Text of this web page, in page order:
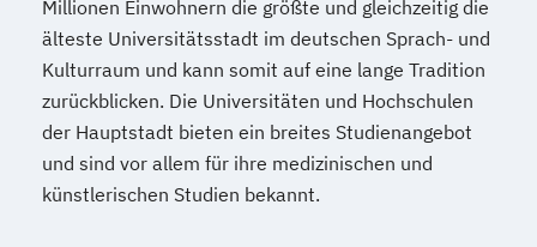
Referent*in International Business
Referent*in Wirtschaftsrecht
Regelungstechnik
Salesmanager*in
Schulbegleiter*in Senior Manager*in
Spanisch Sprachkurs A1
Millionen Einwohnern die größte und gleichzeitig die
älteste Universitätsstadt im deutschen Sprach- und
Kulturraum und kann somit auf eine lange Tradition
zurückblicken. Die Universitäten und Hochschulen
der Hauptstadt bieten ein breites Studienangebot
und sind vor allem für ihre medizinischen und
künstlerischen Studien bekannt.